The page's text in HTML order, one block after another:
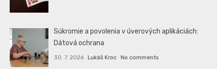
Súkromie a povolenia v úverových aplikáciách:
Dátová ochrana
30. 7. 2026 Lukáš Kroc No comments